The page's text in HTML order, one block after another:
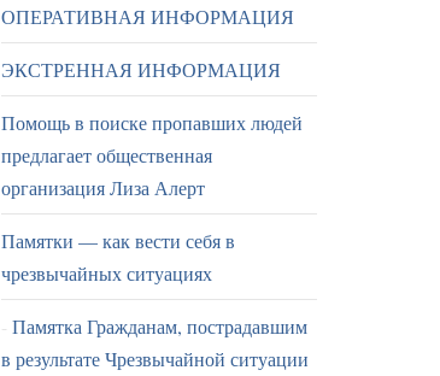
ОПЕРАТИВНАЯ ИНФОРМАЦИЯ
ЭКСТРЕННАЯ ИНФОРМАЦИЯ
Помощь в поиске пропавших людей
предлагает общественная
организация Лиза Алерт
Памятки — как вести себя в
чрезвычайных ситуациях
Памятка Гражданам, пострадавшим
в результате Чрезвычайной ситуации